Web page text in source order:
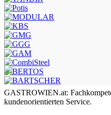
GASTROWIEN.at:
kundenorientierten Service.